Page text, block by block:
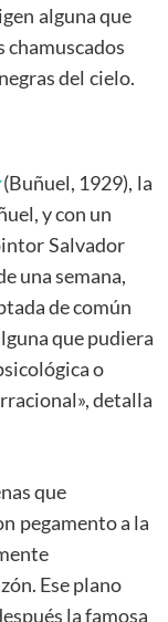
alguna que
chamuscados
del cielo.
(Buñuel, 1929), la
y con un
Salvador
una semana,
de común
que pudiera
o
detalla
que
pegamento a la
Ese plano
la famosa